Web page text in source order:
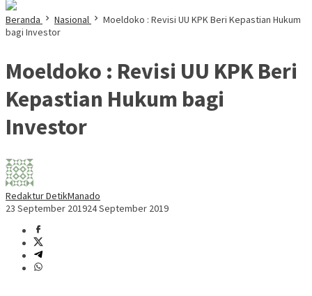
Beranda Nasional
Moeldoko : Revisi UU KPK Beri Kepastian Hukum
bagi Investor
Moeldoko : Revisi UU KPK Beri
Kepastian Hukum bagi
Investor
Redaktur DetikManado
23 September 201924 September 2019